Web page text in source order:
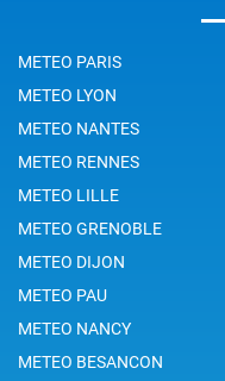
METEO PARIS
METEO LYON
METEO NANTES
METEO RENNES
METEO LILLE
METEO GRENOBLE
METEO DIJON
METEO PAU
METEO NANCY
METEO BESANCON